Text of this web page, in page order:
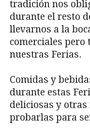
tradición nos
durante el resto
llevarnos a la
comerciales pero
nuestras Ferias.
Comidas y
durante estas
deliciosas y otras
probarlas para